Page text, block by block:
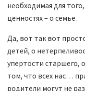
необходимая для
ценностях – о семье.
Да, вот так вот
детей, о
упертости старшего,
том, что всех нас…
родители могут не